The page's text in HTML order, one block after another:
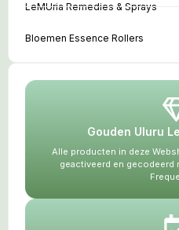
LeMUria Remedies & Sprays
Bloemen Essence Rollers
Gouden Uluru
Alle producten in deze
geactiveerd en gecodeerd